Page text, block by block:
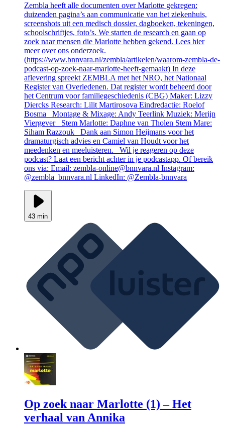
Zembla heeft alle documenten over Marlotte gekregen:
duizenden pagina’s aan communicatie van het ziekenhuis,
screenshots uit een medisch dossier, dagboeken, tekeningen,
schoolschriftjes, foto’s. We starten de research en gaan op
zoek naar mensen die Marlotte hebben gekend. Lees hier
meer over ons onderzoek.
(https://www.bnnvara.nl/zembla/artikelen/waarom-zembla-de-
podcast-op-zoek-naar-marlotte-heeft-gemaakt) In deze
aflevering spreekt ZEMBLA met het NRO, het Nationaal
Register van Overledenen. Dat register wordt beheerd door
het Centrum voor familiegeschiedenis (CBG) Maker: Lizzy
Diercks Research: Lilit Martirosova Eindredactie: Roelof
Bosma Montage & Mixage: Andy Teerlink Muziek: Merijn
Viergever Stem Marlotte: Daphne van Tholen Stem Mare:
Siham Razzouk Dank aan Simon Heijmans voor het
dramaturgisch advies en Camiel van Houdt voor het
meedenken en meeluisteren. Wil je reageren op deze
podcast? Laat een bericht achter in je podcastapp. Of bereik
ons via: Email: zembla-online@bnnvara.nl Instagram:
@zembla_bnnvara.nl LinkedIn: @Zembla-bnnvara
43 min
Op zoek naar Marlotte (1) – Het
verhaal van Annika